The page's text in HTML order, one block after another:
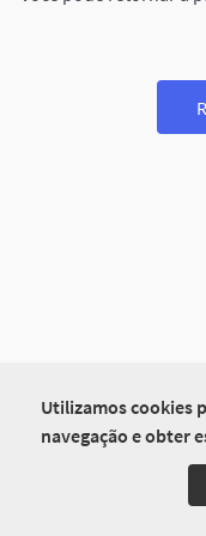
Utilizamos cookies
navegação e obter